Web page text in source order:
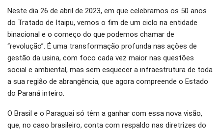
O email
Neste dia 26 de abril de 2023, em que celebramos os 50 anos
do Tratado de Itaipu, vemos o fim de um ciclo na entidade
binacional e o começo do que podemos chamar de
“revolução”. É uma transformação profunda nas ações de
gestão da usina, com foco cada vez maior nas questões
social e ambiental, mas sem esquecer a infraestrutura de toda
a sua região de abrangência, que agora compreende o Estado
do Paraná inteiro.
O Brasil e o Paraguai só têm a ganhar com essa nova visão,
que, no caso brasileiro, conta com respaldo nas diretrizes do